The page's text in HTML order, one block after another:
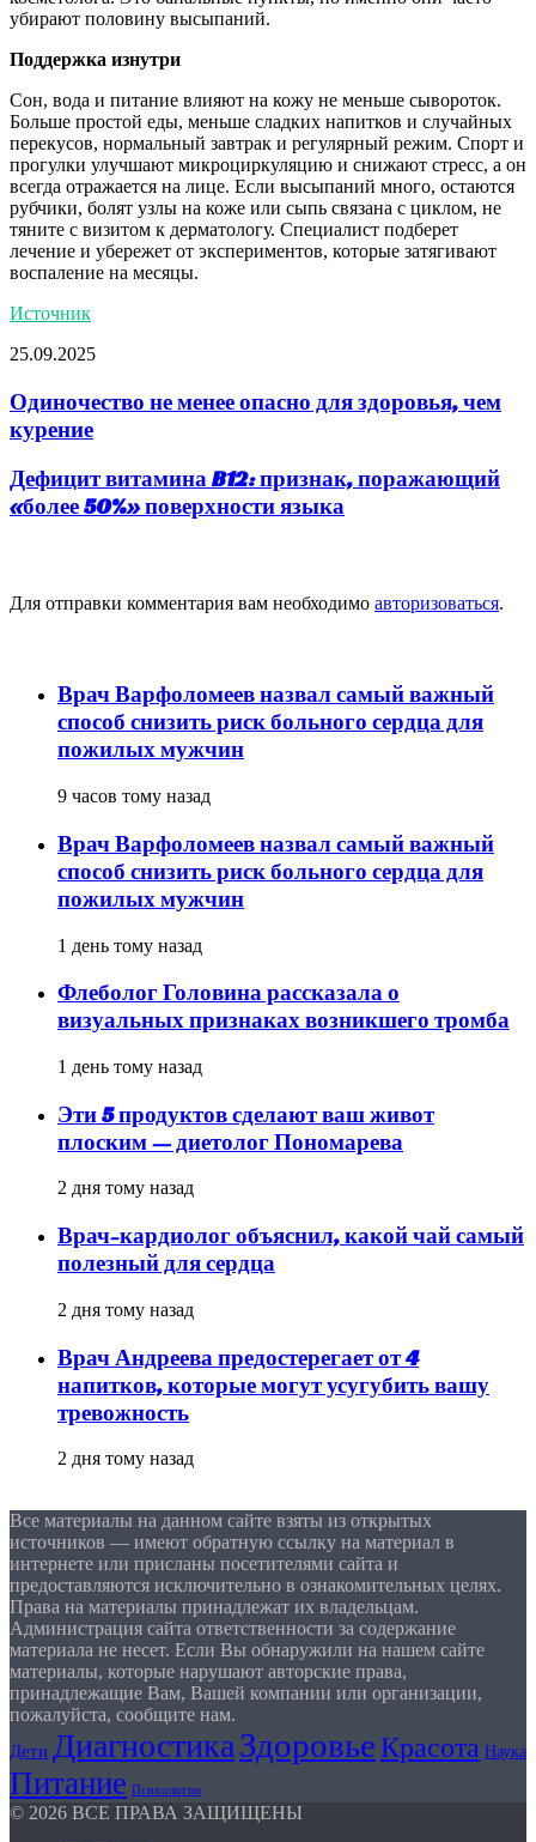
убирают половину высыпаний.
Поддержка изнутри
Сон, вода и питание влияют на кожу не меньше сывороток.
Больше простой еды, меньше сладких напитков и случайных
перекусов, нормальный завтрак и регулярный режим. Спорт и
прогулки улучшают микроциркуляцию и снижают стресс, а он
всегда отражается на лице. Если высыпаний много, остаются
рубчики, болят узлы на коже или сыпь связана с циклом, не
тяните с визитом к дерматологу. Специалист подберет
лечение и убережет от экспериментов, которые затягивают
воспаление на месяцы.
Источник
25.09.2025
Одиночество не менее опасно для здоровья, чем
курение
Дефицит витамина B12: признак, поражающий
«более 50%» поверхности языка
Для отправки комментария вам необходимо авторизоваться.
Врач Варфоломеев назвал самый важный
способ снизить риск больного сердца для
пожилых мужчин
9 часов тому назад
Врач Варфоломеев назвал самый важный
способ снизить риск больного сердца для
пожилых мужчин
1 день тому назад
Флеболог Головина рассказала о
визуальных признаках возникшего тромба
1 день тому назад
Эти 5 продуктов сделают ваш живот
плоским — диетолог Пономарева
2 дня тому назад
Врач-кардиолог объяснил, какой чай самый
полезный для сердца
2 дня тому назад
Врач Андреева предостерегает от 4
напитков, которые могут усугубить вашу
тревожность
2 дня тому назад
Все материалы на данном сайте взяты из открытых
источников — имеют обратную ссылку на материал в
интернете или присланы посетителями сайта и
предоставляются исключительно в ознакомительных целях.
Права на материалы принадлежат их владельцам.
Администрация сайта ответственности за содержание
материала не несет. Если Вы обнаружили на нашем сайте
материалы, которые нарушают авторские права,
принадлежащие Вам, Вашей компании или организации,
пожалуйста, сообщите нам.
Дети ДиагностикаЗдоровьеКрасота Наука
Питание Психология
© 2026 ВСЕ ПРАВА ЗАЩИЩЕНЫ